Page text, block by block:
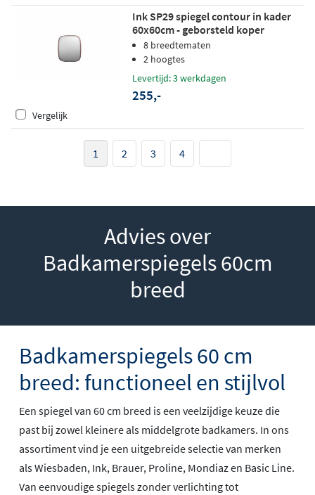
Ink SP29 spiegel contour in kader
60x60cm - geborsteld koper
8 breedtematen
2 hoogtes
Levertijd: 3 werkdagen
255,-
Vergelijk
1 2 3 4
Advies over
Badkamerspiegels 60cm
breed
Badkamerspiegels 60 cm
breed: functioneel en stijlvol
Een spiegel van 60 cm breed is een veelzijdige keuze die
past bij zowel kleinere als middelgrote badkamers. In ons
assortiment vind je een uitgebreide selectie van merken
als Wiesbaden, Ink, Brauer, Proline, Mondiaz en Basic Line.
Van eenvoudige spiegels zonder verlichting tot